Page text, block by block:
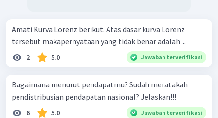
Amati Kurva Lorenz berikut. Atas dasar kurva Lorenz
tersebut makapernyataan yang tidak benar adalah ...
2 5.0 Jawaban terverifikasi
Bagaimana menurut pendapatmu? Sudah meratakah
pendistribusian pendapatan nasional? Jelaskan!!!
6 5.0 Jawaban terverifikasi